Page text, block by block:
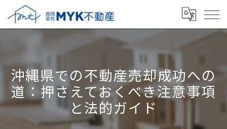
沖縄県での不動産売却成功への
道：押さえておくべき注意事項
と法的ガイド